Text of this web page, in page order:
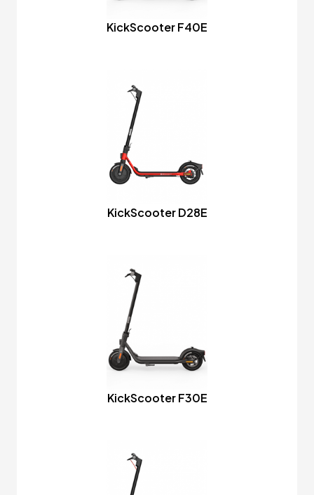
KickScooter F40E
KickScooter D28E
KickScooter F30E